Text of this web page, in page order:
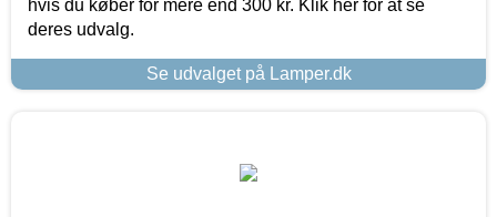
hvis du køber for mere end 300 kr. Klik her for at se
deres udvalg.
Se udvalget på Lamper.dk